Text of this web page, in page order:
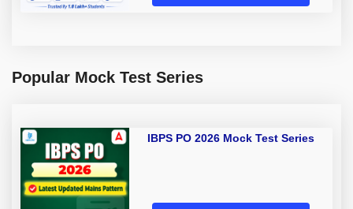
Popular Mock Test Series
IBPS PO 2026 Mock Test Series